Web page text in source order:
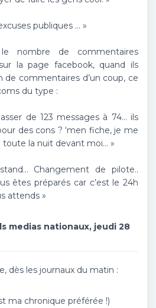
publiques … »
le nombre de commentaires
la page facebook, quand ils
de commentaires d’un coup, ce
du type :
de 123 messages à 74… ils
des cons ? ‘men fiche, je me
toute la nuit devant moi… »
Changement de pilote..
êtes préparés car c’est le 24h
attends »
medias nationaux, jeudi 28
dès les journaux du matin :
ma chronique préférée !)